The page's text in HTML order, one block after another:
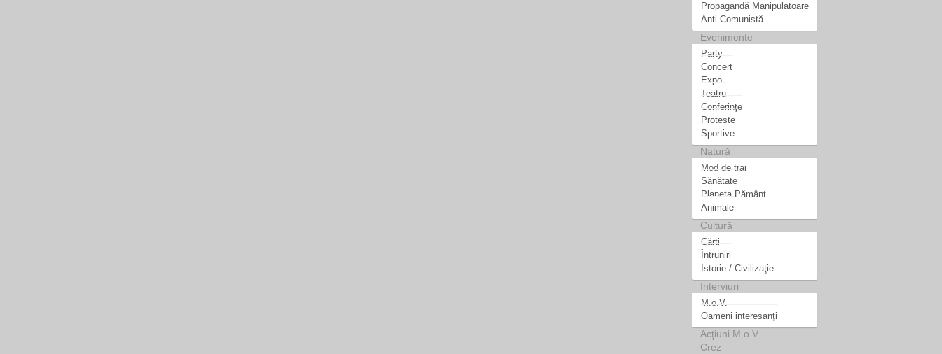
Propagandă Manipulatoare
Anti-Comunistă
Evenimente
Party
Concert
Expo
Teatru
Conferinţe
Proteste
Sportive
Natură
Mod de trai
Sănătate
Planeta Pământ
Animale
Cultură
Cărti
Întruniri
Istorie / Civilizaţie
Interviuri
M.o.V.
Oameni interesanţi
Acţiuni M.o.V.
Crez